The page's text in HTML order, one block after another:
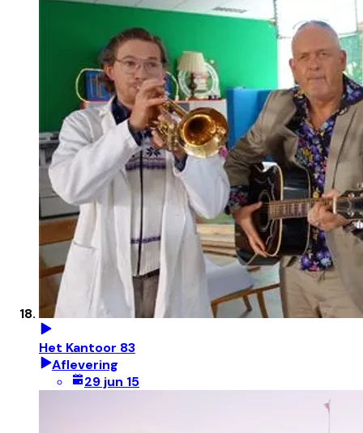
Het Kantoor 83
Aflevering
29 jun 15